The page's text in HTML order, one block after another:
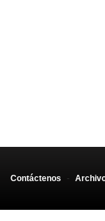
Contáctenos -